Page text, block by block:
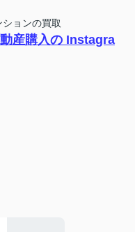
ンの買取
産購入の Instagra